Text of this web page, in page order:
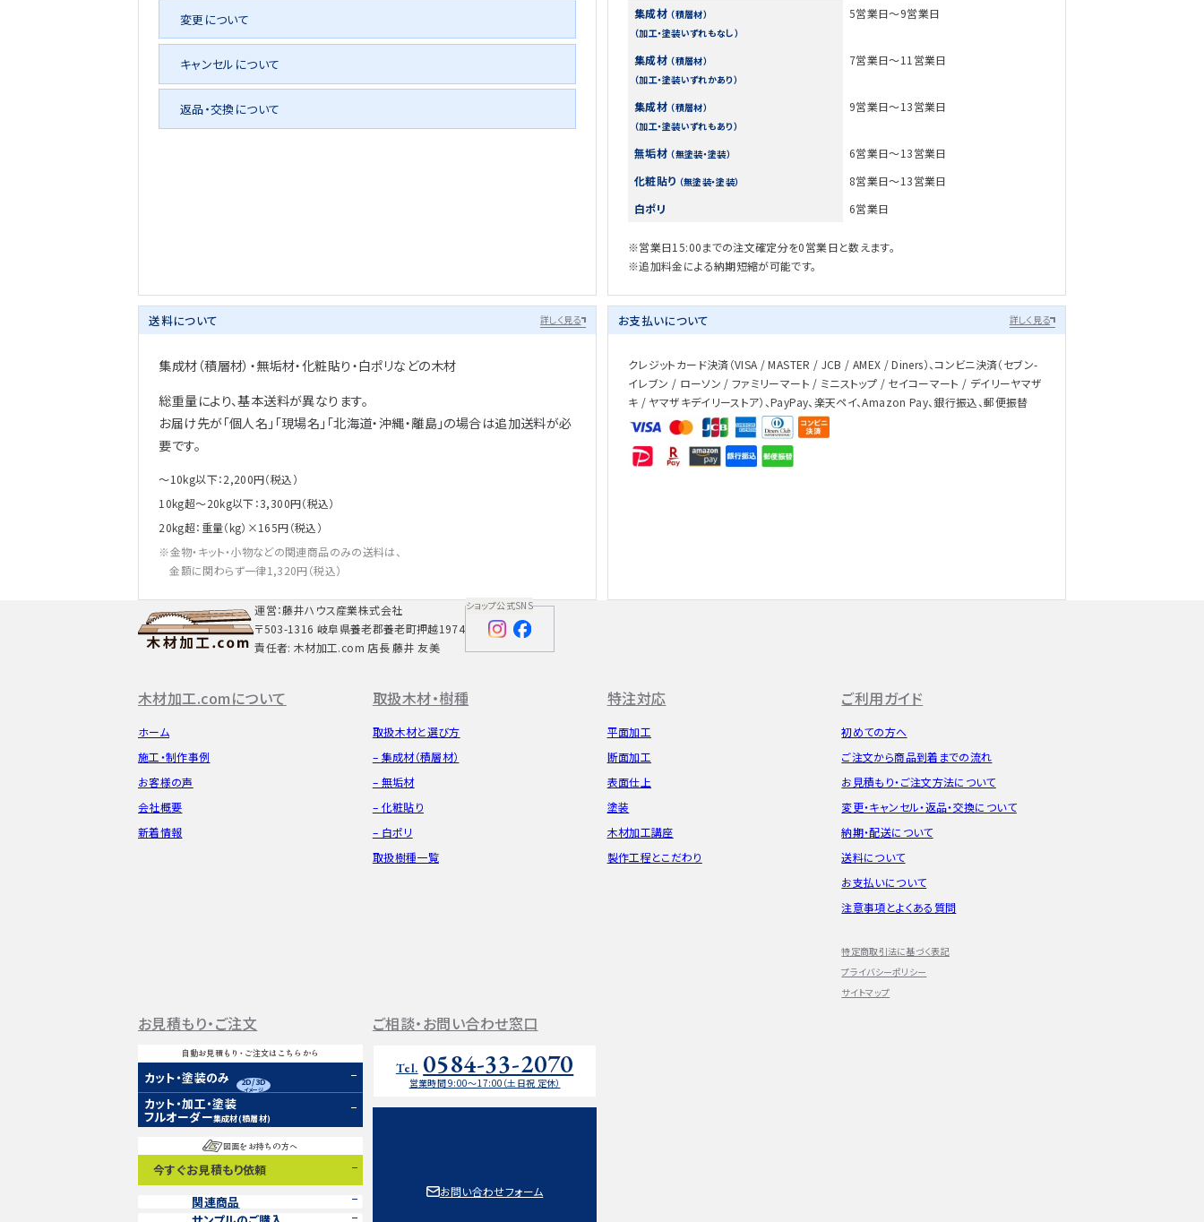
変更について
キャンセルについて
返品・交換について
集成材 （積層材）
（加工・塗装いずれもなし）
5営業日～9営業日
集成材 （積層材）
（加工・塗装いずれかあり）
7営業日～11営業日
集成材 （積層材）
（加工・塗装いずれもあり）
9営業日～13営業日
無垢材 （無塗装・塗装）
6営業日～13営業日
化粧貼り （無塗装・塗装）
8営業日～13営業日
白ポリ
6営業日
※営業日15:00までの注文確定分を0営業日と数えます。
※追加料金による納期短縮が可能です。
送料について 詳しく見る
集成材（積層材）・無垢材・化粧貼り・白ポリなどの木材
総重量により、基本送料が異なります。
お届け先が「個人名」「現場名」「北海道・沖縄・離島」の場合は追加送料が必
要です。
～10kg以下：2,200円（税込）
10kg超～20kg以下：3,300円（税込）
20kg超：重量（kg）×165円（税込）
金物・キット・小物などの関連商品のみの送料は、
金額に関わらず一律1,320円（税込）
お支払いについて 詳しく見る
クレジットカード決済（VISA / MASTER / JCB / AMEX / Diners）、コンビニ決済（セブン-
イレブン / ローソン / ファミリーマート / ミニストップ / セイコーマート / デイリーヤマザ
キ / ヤマザキデイリーストア）、PayPay、楽天ペイ、Amazon Pay、銀行振込、郵便振替
運営：藤井ハウス産業株式会社
〒503-1316 岐阜県養老郡養老町押越1974
責任者: 木材加工.com 店長 藤井 友美
ショップ公式SNS
木材加工.comについて
ホーム
施工・制作事例
お客様の声
会社概要
新着情報
取扱木材・樹種
取扱木材と選び方
– 集成材（積層材）
– 無垢材
– 化粧貼り
– 白ポリ
取扱樹種一覧
特注対応
平面加工
断面加工
表面仕上
塗装
木材加工講座
製作工程とこだわり
ご利用ガイド
初めての方へ
ご注文から商品到着までの流れ
お見積もり・ご注文方法について
変更・キャンセル・返品・交換について
納期・配送について
送料について
お支払いについて
注意事項とよくある質問
特定商取引法に基づく表記
プライバシーポリシー
サイトマップ
お見積もり・ご注文
自動お見積もり・ご注文はこちらから
カット・塗装のみ
カット・加工・塗装
フルオーダー集成材(積層材)
2D/3D
イメージ
図面をお持ちの方へ
今すぐお見積もり依頼
関連商品
ご相談・お問い合わせ窓口
Tel. 0584-33-2070
営業時間 9:00〜17:00（土日祝 定休）
お問い合わせフォーム